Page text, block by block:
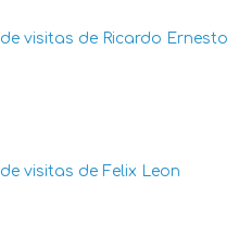
visitas de Ricardo Ernesto
visitas de Felix Leon